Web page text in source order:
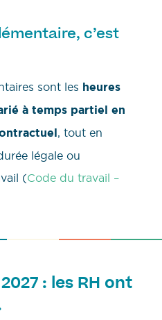
c’est
sont les heures
à temps partiel en
, tout en
légale ou
(Code du travail –
: les RH ont